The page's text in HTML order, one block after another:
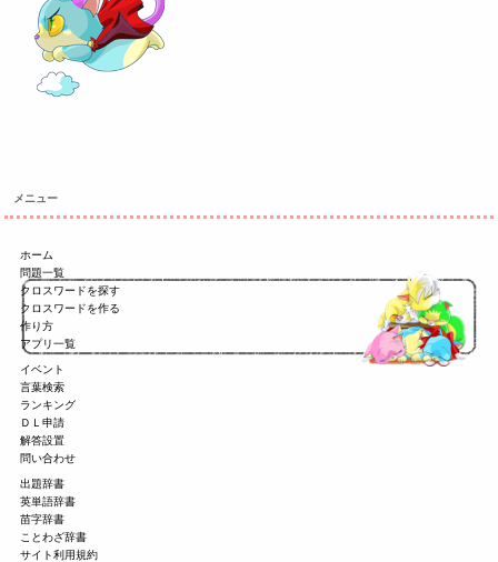
メニュー
ホーム
問題一覧
クロスワードを探す
クロスワードを作る
作り方
アプリ一覧
イベント
言葉検索
ランキング
ＤＬ申請
解答設置
問い合わせ
出題辞書
英単語辞書
苗字辞書
ことわざ辞書
サイト利用規約